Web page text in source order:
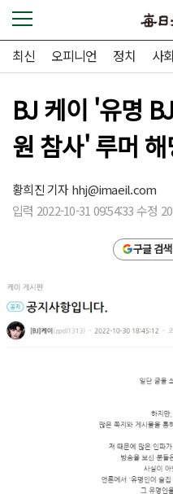
최신 오피니언 정치 사회
BJ 케이 '유명
원 참사' 루머 해
황희진 기자hhj@imaeil.com
입력 2022-10-31 09:54:33 수정
구글 검